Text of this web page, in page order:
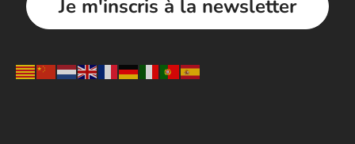
Je m'inscris à la newsletter